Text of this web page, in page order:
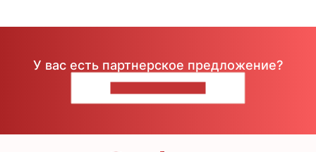
У вас есть партнерское предложение?